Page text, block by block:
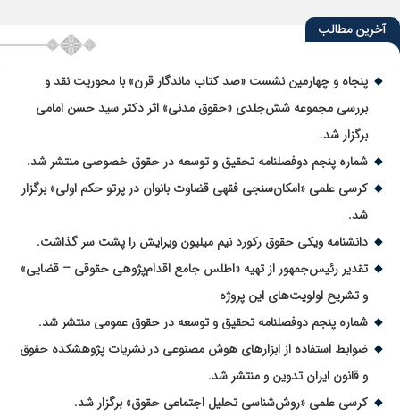
آخرین مطالب
پنجاه و چهارمین نشست «صد کتاب ماندگار قرن» با محوریت نقد و
بررسی مجموعه شش‌جلدی «حقوق مدنی» اثر دکتر سید حسن امامی
برگزار شد.
شماره پنجم دوفصلنامه تحقیق و توسعه در حقوق خصوصی منتشر شد.
کرسی علمی «امکان‌سنجی فقهی قضاوت بانوان در پرتو حکم اولی» برگزار
شد.
دانشنامه ویکی حقوق رکورد نیم میلیون ویرایش را پشت سر گذاشت.
تقدیر رئیس‌جمهور از تهیه «اطلس جامع اقدام‌پژوهی حقوقی – قضایی»
و تشریح اولویت‌های این پروژه
شماره پنجم دوفصلنامه تحقیق و توسعه در حقوق عمومی منتشر شد.
ضوابط استفاده از ابزارهای هوش مصنوعی در نشریات پژوهشکده حقوق
و قانون ایران تدوین و منتشر شد.
کرسی علمی «روش‌شناسی تحلیل اجتماعی حقوق» برگزار شد.